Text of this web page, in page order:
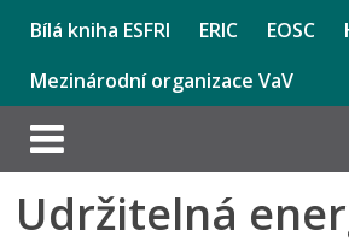
Bílá kniha ESFRI
ERIC EOSC
Mezinárodní organizace VaV
Udržitelná